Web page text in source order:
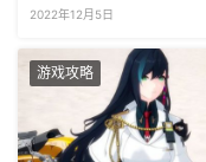
2022年12月5日
游戏攻略